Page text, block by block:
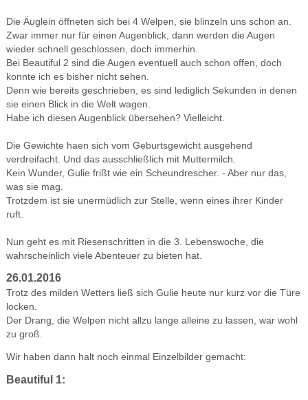
Die Äuglein öffneten sich bei 4 Welpen, sie blinzeln uns schon an.
Zwar immer nur für einen Augenblick, dann werden die Augen
wieder schnell geschlossen, doch immerhin.
Bei Beautiful 2 sind die Augen eventuell auch schon offen, doch
konnte ich es bisher nicht sehen.
Denn wie bereits geschrieben, es sind lediglich Sekunden in denen
sie einen Blick in die Welt wagen.
Habe ich diesen Augenblick übersehen? Vielleicht.
Die Gewichte haen sich vom Geburtsgewicht ausgehend
verdreifacht. Und das ausschließlich mit Muttermilch.
Kein Wunder, Gulie frißt wie ein Scheundrescher. - Aber nur das,
was sie mag.
Trotzdem ist sie unermüdlich zur Stelle, wenn eines ihrer Kinder
ruft.
Nun geht es mit Riesenschritten in die 3. Lebenswoche, die
wahrscheinlich viele Abenteuer zu bieten hat.
26.01.2016
Trotz des milden Wetters ließ sich Gulie heute nur kurz vor die Türe
locken.
Der Drang, die Welpen nicht allzu lange alleine zu lassen, war wohl
zu groß.
Wir haben dann halt noch einmal Einzelbilder gemacht:
Beautiful 1: